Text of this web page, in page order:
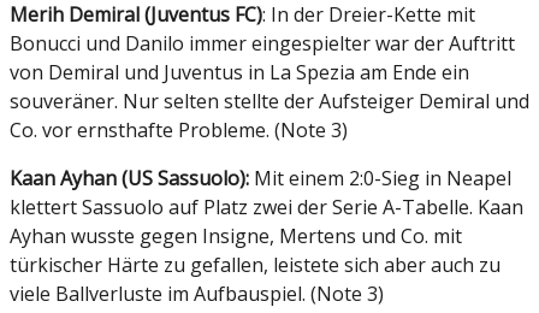
Merih Demiral (Juventus FC): In der Dreier-Kette mit
Bonucci und Danilo immer eingespielter war der Auftritt
von Demiral und Juventus in La Spezia am Ende ein
souveräner. Nur selten stellte der Aufsteiger Demiral und
Co. vor ernsthafte Probleme. (Note 3)
Kaan Ayhan (US Sassuolo): Mit einem 2:0-Sieg in Neapel
klettert Sassuolo auf Platz zwei der Serie A-Tabelle. Kaan
Ayhan wusste gegen Insigne, Mertens und Co. mit
türkischer Härte zu gefallen, leistete sich aber auch zu
viele Ballverluste im Aufbauspiel. (Note 3)